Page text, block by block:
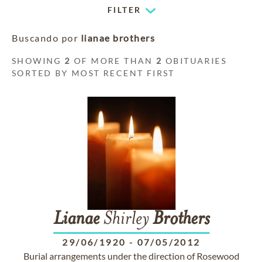
FILTER
Buscando por lianae brothers
SHOWING 2 OF MORE THAN 2 OBITUARIES
SORTED BY MOST RECENT FIRST
Lianae ShirleyBrothers
29/06/1920 - 07/05/2012
Burial arrangements under the direction of Rosewood